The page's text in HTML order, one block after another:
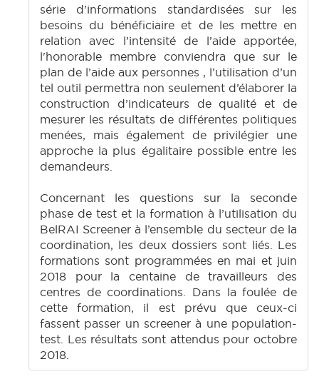
série d’informations standardisées sur les
besoins du bénéficiaire et de les mettre en
relation avec l’intensité de l’aide apportée,
l'honorable membre conviendra que sur le
plan de l’aide aux personnes , l’utilisation d’un
tel outil permettra non seulement d’élaborer la
construction d’indicateurs de qualité et de
mesurer les résultats de différentes politiques
menées, mais également de privilégier une
approche la plus égalitaire possible entre les
demandeurs.
Concernant les questions sur la seconde
phase de test et la formation à l’utilisation du
BelRAI Screener à l’ensemble du secteur de la
coordination, les deux dossiers sont liés. Les
formations sont programmées en mai et juin
2018 pour la centaine de travailleurs des
centres de coordinations. Dans la foulée de
cette formation, il est prévu que ceux-ci
fassent passer un screener à une population-
test. Les résultats sont attendus pour octobre
2018.